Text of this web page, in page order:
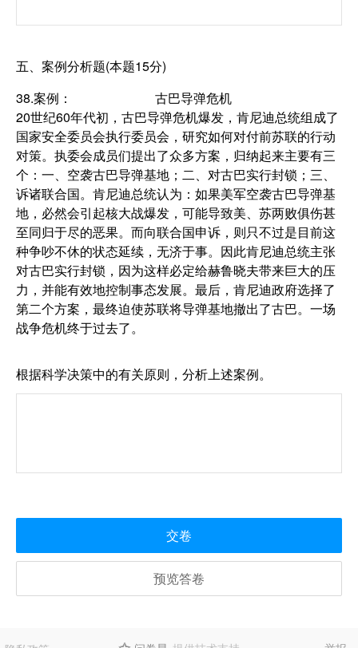
五、案例分析题(本题15分)
38.案例： 古巴导弹危机
20世纪60年代初，古巴导弹危机爆发，肯尼迪总统组成了
国家安全委员会执行委员会，研究如何对付前苏联的行动
对策。执委会成员们提出了众多方案，归纳起来主要有三
个：一、空袭古巴导弹基地；二、对古巴实行封锁；三、
诉诸联合国。肯尼迪总统认为：如果美军空袭古巴导弹基
地，必然会引起核大战爆发，可能导致美、苏两败俱伤甚
至同归于尽的恶果。而向联合国申诉，则只不过是目前这
种争吵不休的状态延续，无济于事。因此肯尼迪总统主张
对古巴实行封锁，因为这样必定给赫鲁晓夫带来巨大的压
力，并能有效地控制事态发展。最后，肯尼迪政府选择了
第二个方案，最终迫使苏联将导弹基地撤出了古巴。一场
战争危机终于过去了。
根据科学决策中的有关原则，分析上述案例。
交卷
预览答卷